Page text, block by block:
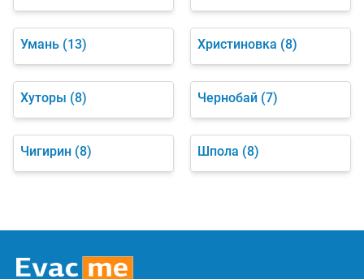
Умань (13) Христиновка (8)
Хуторы (8) Чернобай (7)
Чигирин (8) Шпола (8)